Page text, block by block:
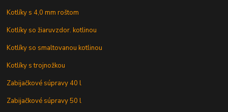
Kotlíky s 4,0 mm roštom
Kotlíky so žiaruvzdor. kotlinou
Kotlíky so smaltovanou kotlinou
Kotlíky s trojnožkou
Zabijačkové súpravy 40 l
Zabijačkové súpravy 50 l